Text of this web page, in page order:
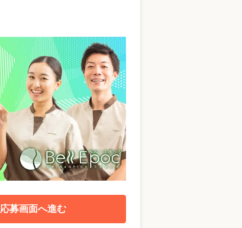
応募画面へ進む